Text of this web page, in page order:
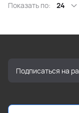
Показать по: 24